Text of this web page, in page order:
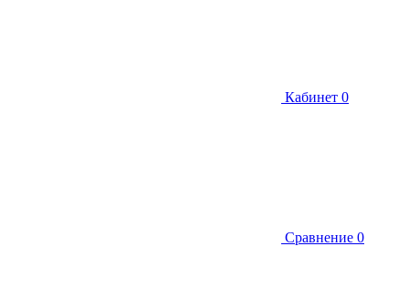
Кабинет 0
Сравнение 0